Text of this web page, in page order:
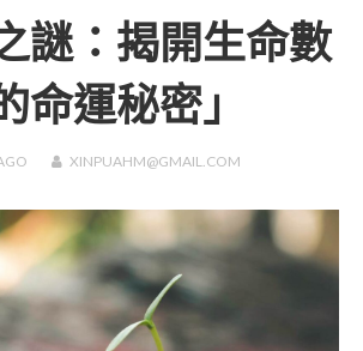
謎：揭開生命數
命運秘密」
XINPUAHM@GMAIL.COM